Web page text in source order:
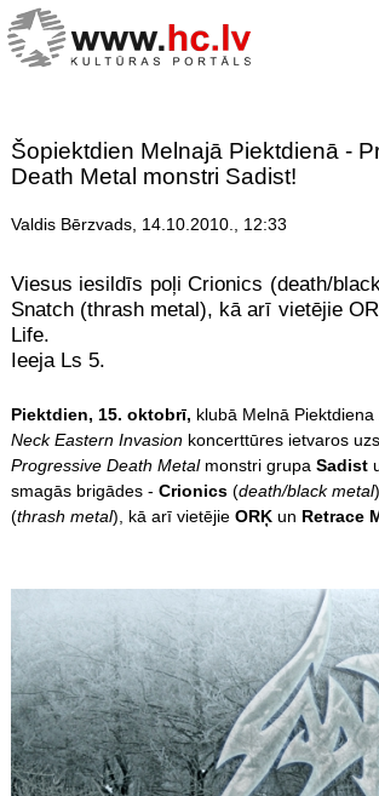
Šopiektdien Melnajā Piektdienā -
Death Metal monstri Sadist!
Valdis Bērzvads, 14.10.2010., 12:33
Viesus iesildīs poļi Crionics (death/
Snatch (thrash metal), kā arī vietējie
Life.
Ieeja Ls 5.
Piektdien, 15. oktobrī, klubā Melnā Piektdiena
Neck Eastern Invasionkoncerttūres ietvaros
Progressive Death Metalmonstri grupa Sadist
smagās brigādes - Crionics (death/black metal
(thrash metal), kā arī vietējie ORĶ un Retrace